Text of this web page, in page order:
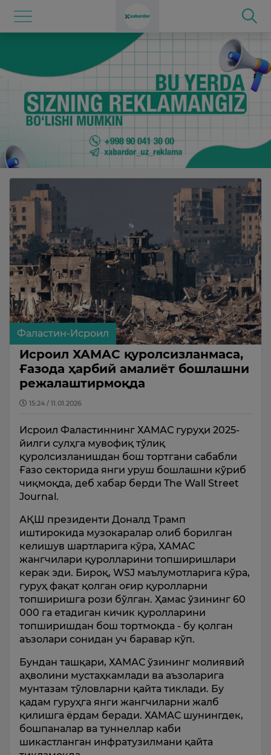
Фаластин-Исроил
Исроил ХАМАС қуролсизланмаса,
Ғазода ҳарбий амалиёт бошлашни
режалаштирмоқда
15:24 / 11.01.2026
Исроил Фаластиннинг ХАМАС гуруҳи 2025-
йилги сулҳга мувофиқ тўлиқ
қуролсизланишдан бош тортгани сабабли
Ғазо секторида янги уруш бошлашни кўриб
чиқмоқда, деб хабар берди The Wall Street
Journal.
АҚШ президенти Доналд Трамп
иштирокида музокаралар олиб борилган
келишув шартларига кўра, ХАМАС
жангчилари қуролларини топширишлари
керак эди. Бироқ, WSJ маълумотларига кўра,
гуруҳ фақат қолган оғир қуролларни
топширишга рози бўлган. Ҳамас ўзининг 60
000 га етадиган кичик қуролларини
топширишдан бош тортмоқда - бу қолган
аъзолари сонидан уч баравар кўп.
Бундан ташқари, ХАМАС ўзининг молиявий
аҳволини мустаҳкамлади ва аъзоларига
мунтазам тўловларни қайта тиклади. Бу
қадам гуруҳга янги жангчиларни жалб
қилишга ёрдам беради. ХАМАС шунингдек,
бошпаналар ва туннеллар каби
шикастланган инфратузилмани қайта